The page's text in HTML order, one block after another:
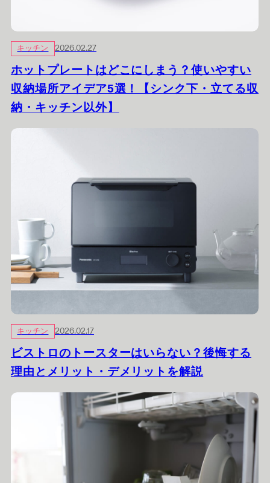
キッチン 2026.02.27
ホットプレートはどこにしまう？使いやすい
収納場所アイデア5選！【シンク下・立てる収
納・キッチン以外】
キッチン 2026.02.17
ビストロのトースターはいらない？後悔する
理由とメリット・デメリットを解説